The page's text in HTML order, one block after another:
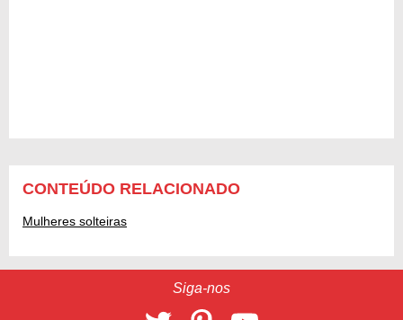
CONTEÚDO RELACIONADO
Mulheres solteiras
Siga-nos